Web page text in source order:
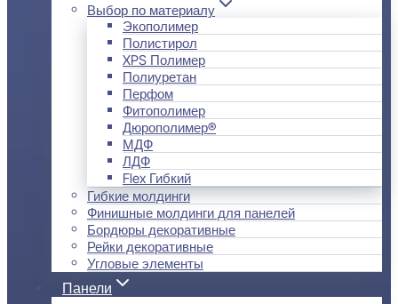
Выбор по материалу
Экополимер
Полистирол
XPS Полимер
Полиуретан
Перфом
Фитополимер
Дюрополимер®
МДФ
ЛДФ
Flex Гибкий
Гибкие молдинги
Финишные молдинги для панелей
Бордюры декоративные
Рейки декоративные
Угловые элементы
Панели